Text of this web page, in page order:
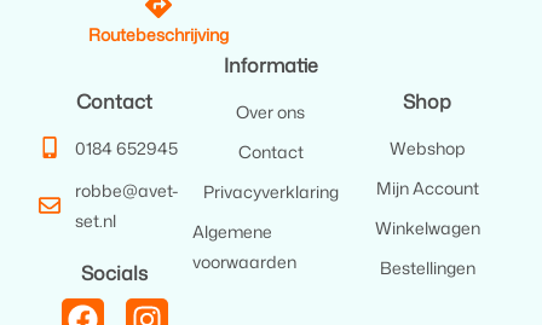
Routebeschrijving
Contact
0184 652945
robbe@avet-
set.nl
Socials
Informatie
Over ons
Contact
Privacyverklaring
Algemene
voorwaarden
Shop
Webshop
Mijn Account
Winkelwagen
Bestellingen